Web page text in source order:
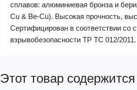
сплавов: алюминиевая бронза и
Cu & Be-Cu). Высокая прочность,
Сертифицирован в соответствии со
взрывобезопасности ТР ТС 012/2011.
Этот товар содержится